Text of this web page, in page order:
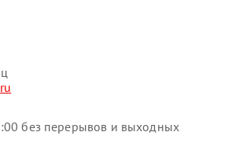
без перерывов и выходных